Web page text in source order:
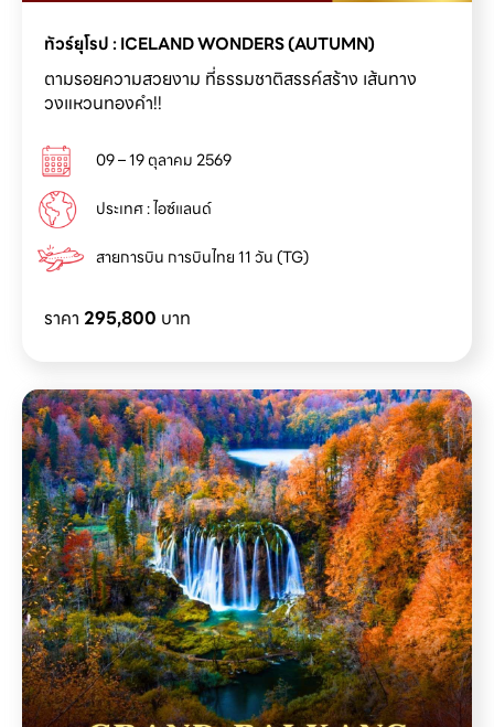
ตามรอยความสวยงาม ที่ธรรมชาติสรรค์สร้าง เส้นทาง
วงแหวนทองคำ!!
09 – 19 ตุลาคม 2569
ประเทศ : ไอซ์แลนด์
สายการบิน การบินไทย 11 วัน (TG)
ราคา 295,800 บาท